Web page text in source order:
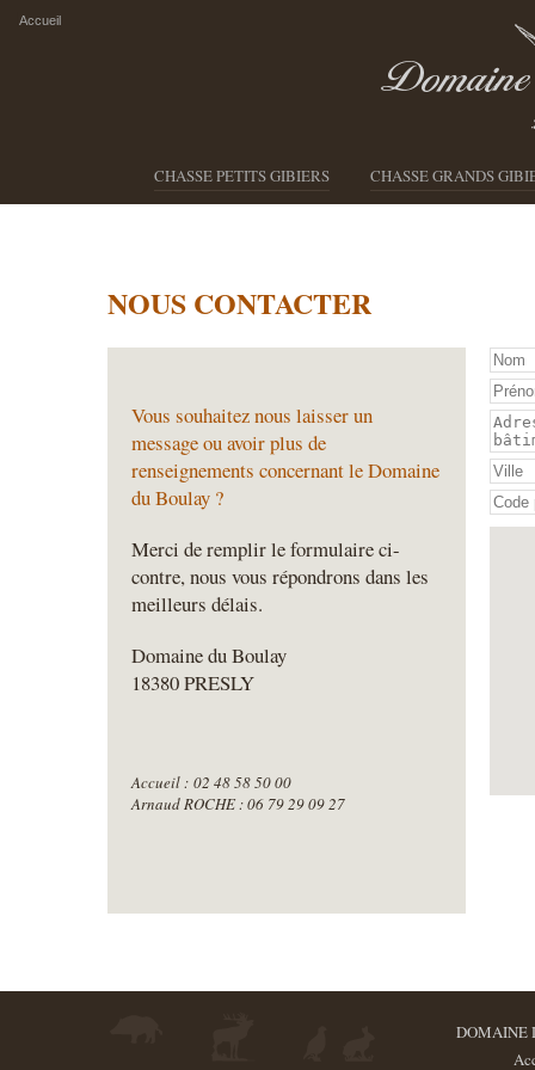
Accueil
CHASSE PETITS GIBIERS CHASSE GRANDS
NOUS CONTACTER
Vous souhaitez nous laisser un
message ou avoir plus de
renseignements concernant le Domaine
du Boulay ?
Merci de remplir le formulaire ci-
contre, nous vous répondrons dans les
meilleurs délais.
Domaine du Boulay
18380 PRESLY
Accueil : 02 48 58 50 00
Arnaud ROCHE : 06 79 29 09 27
DOMAINE